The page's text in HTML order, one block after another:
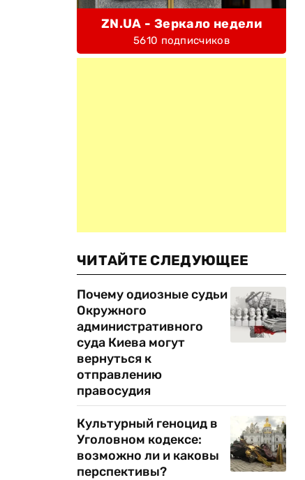
ZN.UA - Зеркало недели
5610 подписчиков
ЧИТАЙТЕ СЛЕДУЮЩЕЕ
Почему одиозные судьи
Окружного
административного
суда Киева могут
вернуться к
отправлению
правосудия
Культурный геноцид в
Уголовном кодексе:
возможно ли и каковы
перспективы?